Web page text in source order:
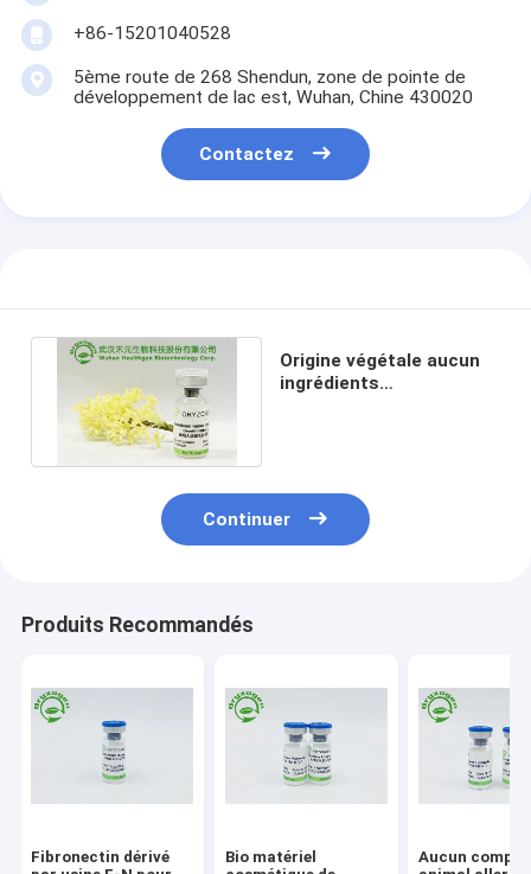
+86-15201040528
5ème route de 268 Shendun, zone de pointe de
développement de lac est, Wuhan, Chine 430020
Contactez
Origine végétale aucun
ingrédients
Continuer
Produits Recommandés
Fibronectin dérivé
Bio matériel
Aucun